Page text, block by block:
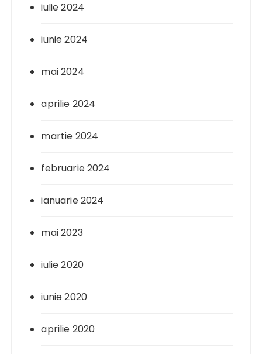
iulie 2024
iunie 2024
mai 2024
aprilie 2024
martie 2024
februarie 2024
ianuarie 2024
mai 2023
iulie 2020
iunie 2020
aprilie 2020